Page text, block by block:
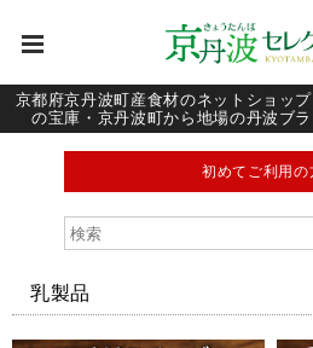
京都府京丹波町産食材のネットショッ
の宝庫・京丹波町から地場の丹波ブ
初めてご利用の
乳製品